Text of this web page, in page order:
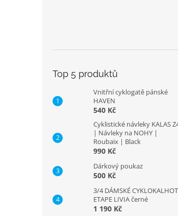
Top 5 produktů
Vnitřní cyklogatě pánské
HAVEN
540 Kč
Cyklistické návleky KALAS
| Návleky na NOHY |
Roubaix | Black
990 Kč
Dárkový poukaz
500 Kč
3/4 DÁMSKÉ
ETAPE LIVIA černé
1 190 Kč